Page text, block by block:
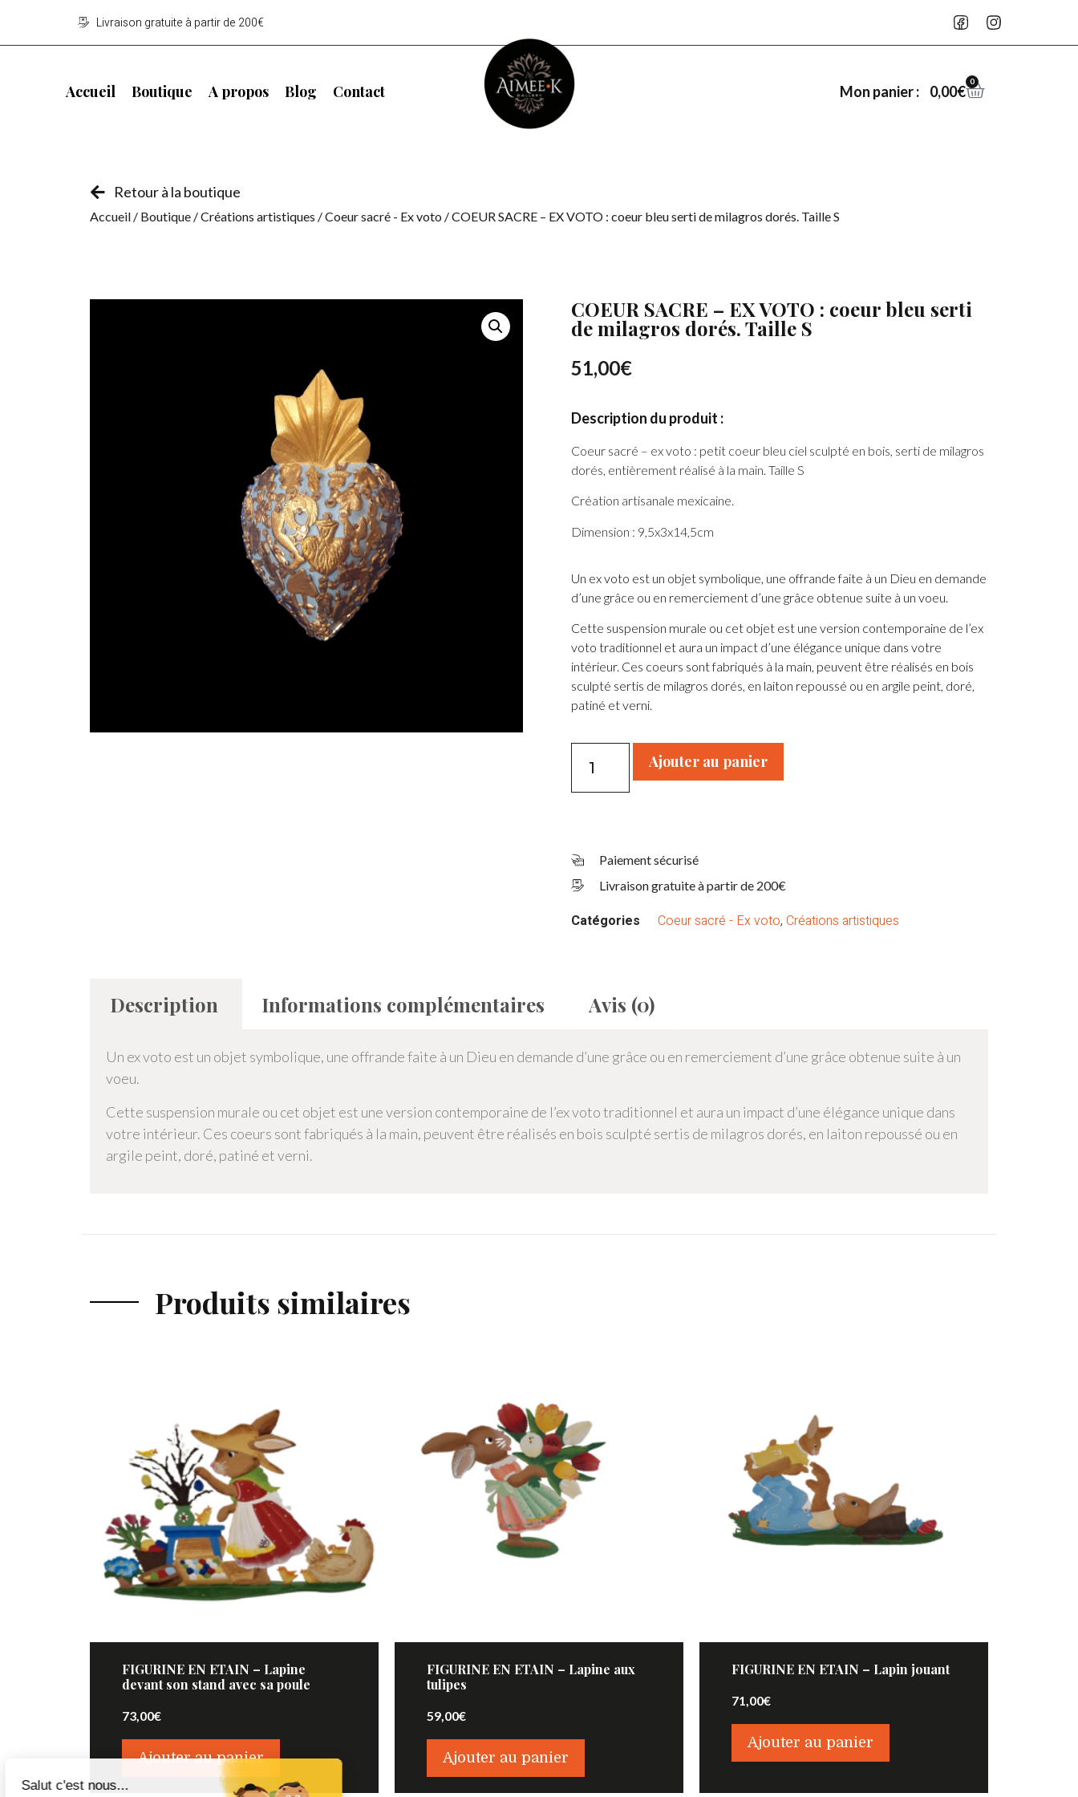
Livraison gratuite à partir de 200€
Accueil Boutique A propos Blog Contact Mon panier : 0,00€
0
Retour à la boutique
Accueil / Boutique /Créations artistiques /Coeur sacré - Ex voto / COEUR SACRE – EX VOTO : coeur bleu serti de milagros dorés. Taille S
COEUR SACRE – EX VOTO : coeur bleu serti
de milagros dorés. Taille S
51,00€
Description du produit :
Coeur sacré – ex voto : petit coeur bleu ciel sculpté en bois, serti de milagros
dorés, entièrement réalisé à la main. Taille S
Création artisanale mexicaine.
Dimension : 9,5x3x14,5cm
Un ex voto est un objet symbolique, une offrande faite à un Dieu en demande
d’une grâce ou en remerciement d’une grâce obtenue suite à un voeu.
Cette suspension murale ou cet objet est une version contemporaine de l’ex
voto traditionnel et aura un impact d’une élégance unique dans votre
intérieur. Ces coeurs sont fabriqués à la main, peuvent être réalisés en bois
sculpté sertis de milagros dorés, en laiton repoussé ou en argile peint, doré,
patiné et verni.
Ajouter au panier
Paiement sécurisé
Livraison gratuite à partir de 200€
Catégories Coeur sacré - Ex voto, Créations artistiques
Description Informations complémentaires Avis (0)
Un ex voto est un objet symbolique, une offrande faite à un Dieu en demande d’une grâce ou en remerciement d’une grâce obtenue suite à un
voeu.
Cette suspension murale ou cet objet est une version contemporaine de l’ex voto traditionnel et aura un impact d’une élégance unique dans
votre intérieur. Ces coeurs sont fabriqués à la main, peuvent être réalisés en bois sculpté sertis de milagros dorés, en laiton repoussé ou en
argile peint, doré, patiné et verni.
Produits similaires
FIGURINE EN ETAIN – Lapine
devant son stand avec sa poule
73,00€
Ajouter au panier
FIGURINE EN ETAIN – Lapine aux
tulipes
59,00€
Ajouter au panier
FIGURINE EN ETAIN – Lapin jouant
71,00€
Ajouter au panier
Salut c'est nous...